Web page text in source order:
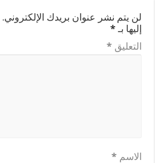
لن يتم نشر عنوان بريدك الإلكتروني.
إليها بـ *
التعليق *
الاسم *